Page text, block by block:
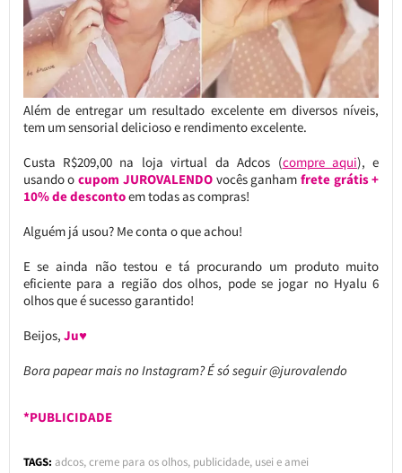
Além de entregar um resultado excelente em diversos níveis,
tem um sensorial delicioso e rendimento excelente.
Custa R$209,00 na loja virtual da Adcos (compre aqui), e
usando ocupom JUROVALENDO vocês ganham frete grátis +
10% de descontoem todas as compras!
Alguém já usou? Me conta o que achou!
E se ainda não testou e tá procurando um produto muito
eficiente para a região dos olhos, pode se jogar no Hyalu 6
olhos que é sucesso garantido!
Beijos, Ju♥
Bora papear mais no Instagram? É só seguir @jurovalendo
*PUBLICIDADE
TAGS: adcos,creme para os olhos, publicidade, usei e amei